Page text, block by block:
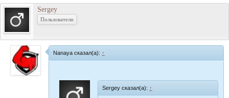
Sergey
Пользователи
Nanaya сказал(а): ↑
Sergey сказал(а): ↑